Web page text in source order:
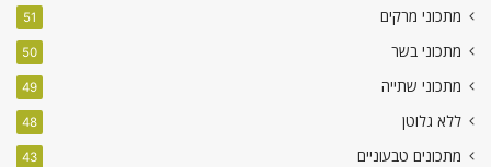
מתכוני מרקים 51
מתכוני בשר 50
מתכוני שתייה 49
ללא גלוטן 48
מתכונים טבעוניים 43